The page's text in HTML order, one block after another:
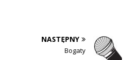
NASTĘPNY
Bogaty